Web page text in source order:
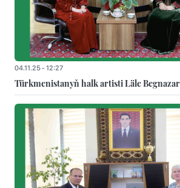
04.11.25 - 12:27
Türkmenistanyň halk artisti Läle